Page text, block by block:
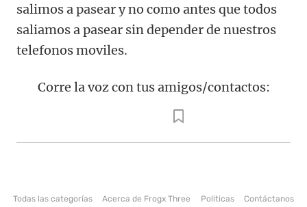
salimos a pasear y no como antes que todos
saliamos a pasear sin depender de nuestros
telefonos moviles.
Corre la voz con tus amigos/contactos:
Todas las categorías Acerca de Frogx Three Politicas Contáctanos